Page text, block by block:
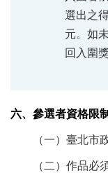
選出之
元。如
回入圍
六、參選者資格限制
（一）臺北市
（二）作品必